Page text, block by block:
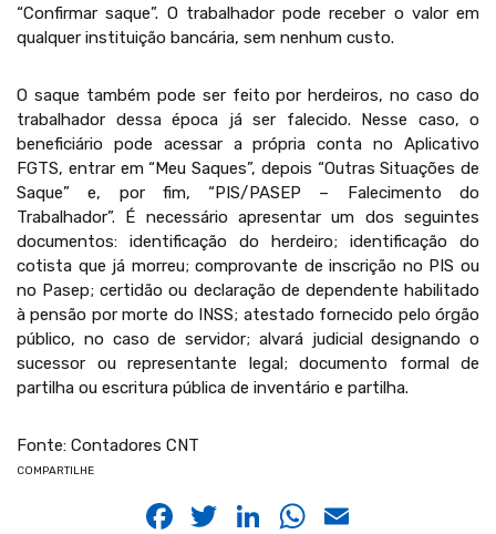
“Confirmar saque”. O trabalhador pode receber o valor em
qualquer instituição bancária, sem nenhum custo.
O saque também pode ser feito por herdeiros, no caso do
trabalhador dessa época já ser falecido. Nesse caso, o
beneficiário pode acessar a própria conta no Aplicativo
FGTS, entrar em “Meu Saques”, depois “Outras Situações de
Saque” e, por fim, “PIS/PASEP – Falecimento do
Trabalhador”. É necessário apresentar um dos seguintes
documentos: identificação do herdeiro; identificação do
cotista que já morreu; comprovante de inscrição no PIS ou
no Pasep; certidão ou declaração de dependente habilitado
à pensão por morte do INSS; atestado fornecido pelo órgão
público, no caso de servidor; alvará judicial designando o
sucessor ou representante legal; documento formal de
partilha ou escritura pública de inventário e partilha.
Fonte: Contadores CNT
COMPARTILHE
Facebook
Twitter
LinkedIn
WhatsApp